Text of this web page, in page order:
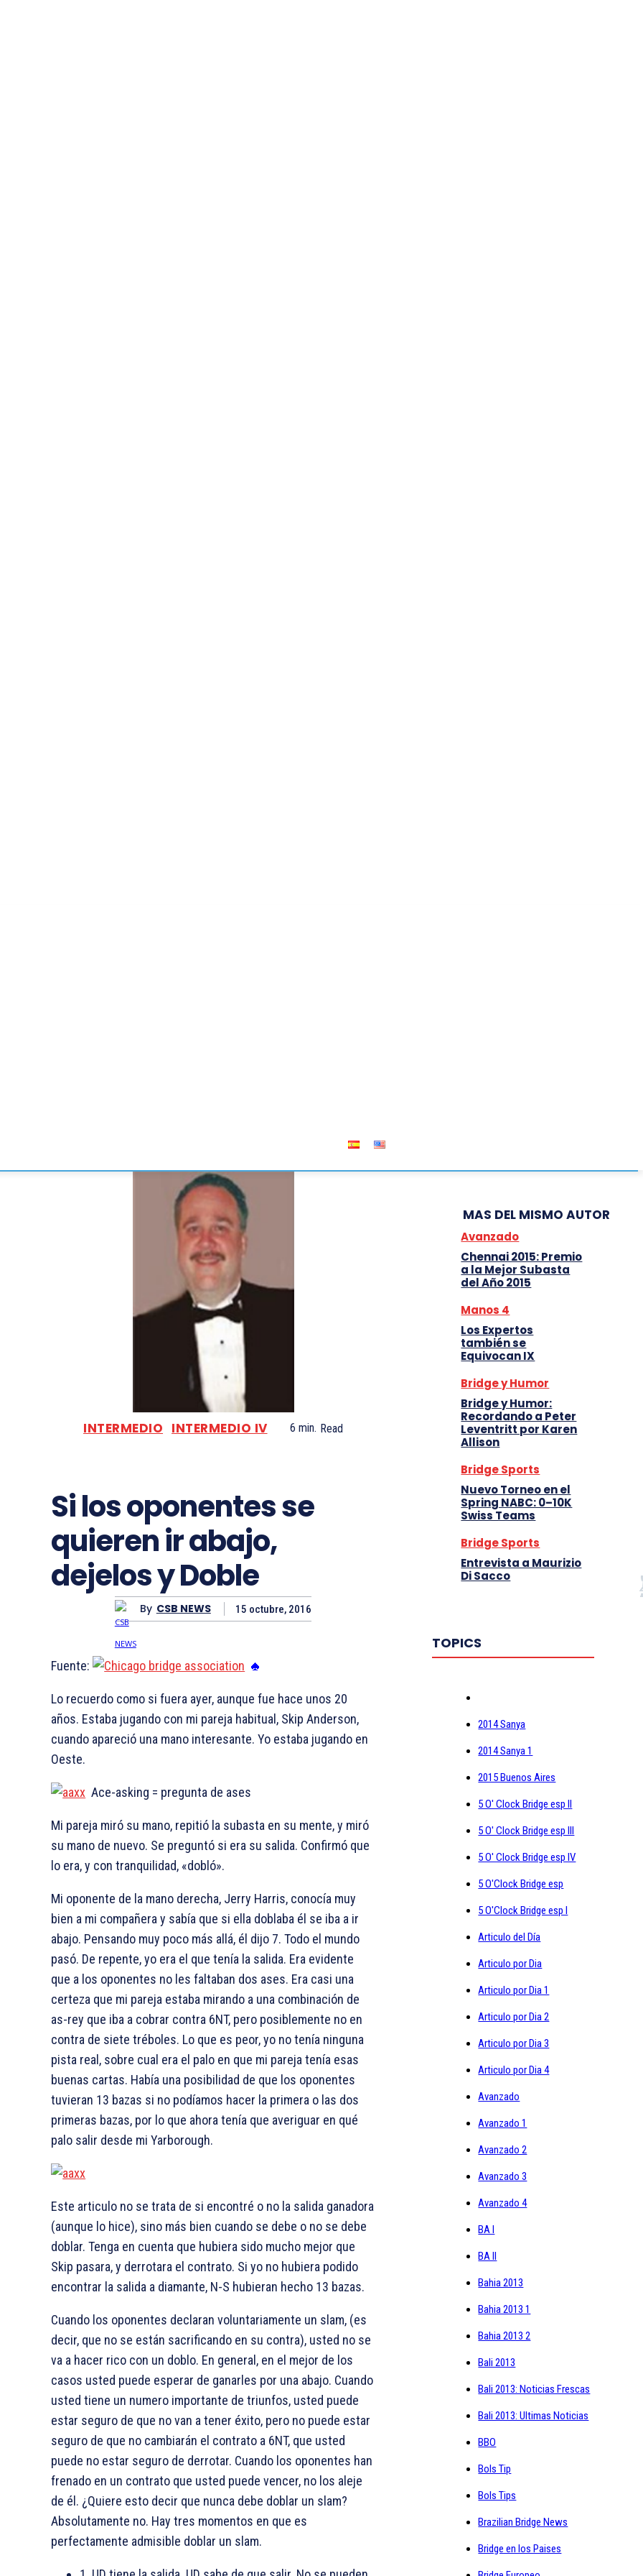
INTERMEDIO INTERMEDIO IV 6 min. Read
Si los oponentes se
quieren ir abajo,
dejelos y Doble
By CSB NEWS 15 octubre, 2016
Fuente:
Lo recuerdo como si fuera ayer, aunque fue hace unos 20
años. Estaba jugando con mi pareja habitual, Skip Anderson,
cuando apareció una mano interesante. Yo estaba jugando en
Oeste.
Ace-asking = pregunta de ases
Mi pareja miró su mano, repitió la subasta en su mente, y miró
su mano de nuevo. Se preguntó si era su salida. Confirmó que
lo era, y con tranquilidad, «dobló».
Mi oponente de la mano derecha, Jerry Harris, conocía muy
bien a mi compañera y sabía que si ella doblaba él se iba a ir
abajo. Pensando muy poco más allá, él dijo 7. Todo el mundo
pasó. De repente, yo era el que tenía la salida. Era evidente
que a los oponentes no les faltaban dos ases. Era casi una
certeza que mi pareja estaba mirando a una combinación de
as-rey que iba a cobrar contra 6NT, pero posiblemente no en
contra de siete tréboles. Lo que es peor, yo no tenía ninguna
pista real, sobre cual era el palo en que mi pareja tenía esas
buenas cartas. Había una posibilidad de que los oponentes
tuvieran 13 bazas si no podíamos hacer la primera o las dos
primeras bazas, por lo que ahora tenía que averiguar en qué
palo salir desde mi Yarborough.
Este articulo no se trata de si encontré o no la salida ganadora
(aunque lo hice), sino más bien cuando se debe o no se debe
doblar. Tenga en cuenta que hubiera sido mucho mejor que
Skip pasara, y derrotara el contrato. Si yo no hubiera podido
encontrar la salida a diamante, N-S hubieran hecho 13 bazas.
Cuando los oponentes declaran voluntariamente un slam, (es
decir, que no se están sacrificando en su contra), usted no se
va a hacer rico con un doblo. En general, en el mejor de los
casos usted puede esperar de ganarles por una abajo. Cuando
usted tiene un numero importante de triunfos, usted puede
estar seguro de que no van a tener éxito, pero no puede estar
seguro de que no cambiarán el contrato a 6NT, que usted
puede no estar seguro de derrotar. Cuando los oponentes han
frenado en un contrato que usted puede vencer, no los aleje
de él. ¿Quiere esto decir que nunca debe doblar un slam?
Absolutamente no. Hay tres momentos en que es
perfectamente admisible doblar un slam.
MAS DEL MISMO AUTOR
Avanzado
Chennai 2015: Premio
a la Mejor Subasta
del Año 2015
Manos 4
Los Expertos
también se
Equivocan IX
Bridge y Humor
Bridge y Humor:
Recordando a Peter
Leventritt por Karen
Allison
Bridge Sports
Nuevo Torneo en el
Spring NABC: 0–10K
Swiss Teams
Bridge Sports
Entrevista a Maurizio
Di Sacco
TOPICS
2014 Sanya
2014 Sanya 1
2015 Buenos Aires
5 O' Clock Bridge esp II
5 O' Clock Bridge esp III
5 O' Clock Bridge esp IV
5 O'Clock Bridge esp
5 O'Clock Bridge esp I
Articulo del Día
Articulo por Dia
Articulo por Dia 1
Articulo por Dia 2
Articulo por Dia 3
Articulo por Dia 4
Avanzado
Avanzado 1
Avanzado 2
Avanzado 3
Avanzado 4
BA I
BA II
Bahia 2013
Bahia 2013 1
Bahia 2013 2
Bali 2013
Bali 2013: Noticias Frescas
Bali 2013: Ultimas Noticias
BBO
Bols Tip
Bols Tips
Brazilian Bridge News
Bridge en los Paises